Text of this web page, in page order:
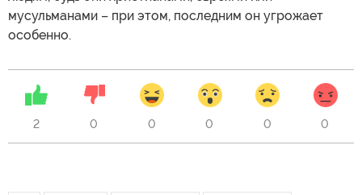
мусульманами – при этом, последним он угрожает
особенно.
2 0 0 0 0 0